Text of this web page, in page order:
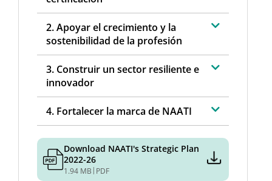
2. Apoyar el crecimiento y la
sostenibilidad de la profesión
3. Construir un sector resiliente e
innovador
4. Fortalecer la marca de NAATI
Download NAATI's Strategic Plan
2022-26
1.94 MB | PDF